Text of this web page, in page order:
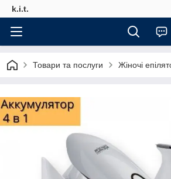
k.i.t.
Товари та послуги Жіночі